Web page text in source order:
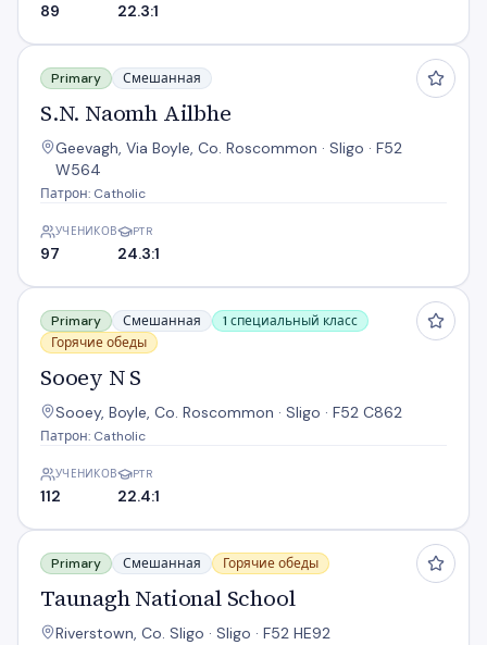
89 22.3:1
S.N. Naomh Ailbhe
Primary Смешанная
S.N. Naomh Ailbhe
Geevagh, Via Boyle, Co. Roscommon · Sligo · F52
W564
Патрон: Catholic
УЧЕНИКОВ
97
PTR
24.3:1
Sooey N S
Primary Смешанная
1 специальный класс
Горячие обеды
Sooey N S
Sooey, Boyle, Co. Roscommon · Sligo · F52 C862
Патрон: Catholic
УЧЕНИКОВ
112
PTR
22.4:1
Taunagh National School
Primary Смешанная Горячие обеды
Taunagh National School
Riverstown, Co. Sligo · Sligo · F52 HE92